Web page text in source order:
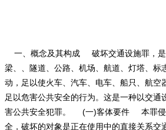
一、概念及其构成 破坏交通设施罪，是
梁、、隧道、公路、机场、航道、灯塔、标
动，足以使火车、汽车、电车、船只、航空
足以危害公共安全的行为。这是一种以交通
害公共安全犯罪。 (一)客体要件 本罪侵
全，破坏的对象是正在使用中的直接关系交